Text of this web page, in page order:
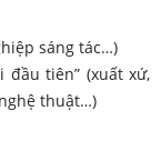
sáng tác…)
đầu tiên” (xuất xứ,
thuật…)